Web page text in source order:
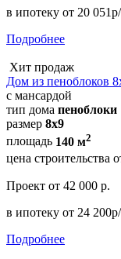
в ипотеку от 20
Подробнее
Хит продаж
Дом из пеноблоков
с мансардой
тип дома пеноблоки
размер 8х9
площадь 140 м2
цена строительства
Проект от 42 000 р.
в ипотеку от 24
Подробнее